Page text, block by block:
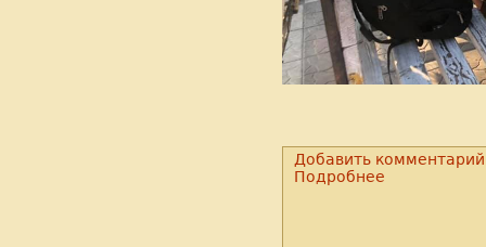
Добавить комментарий
Подробнее